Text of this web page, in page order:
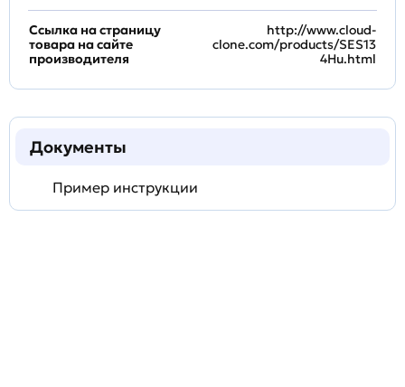
Ссылка на страницу
товара на сайте
производителя
http://www.cloud-
clone.com/products/SES13
4Hu.html
Документы
Пример инструкции